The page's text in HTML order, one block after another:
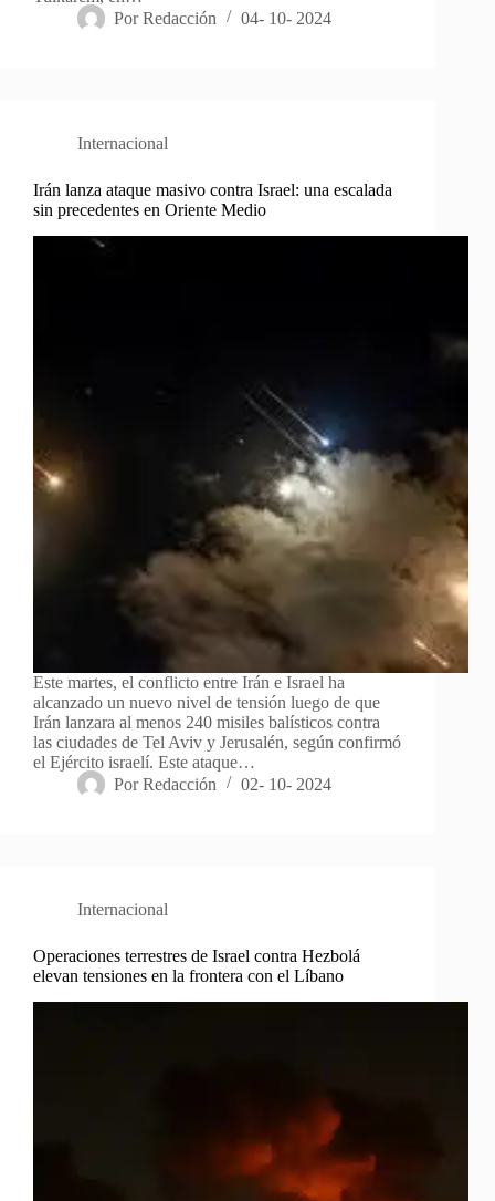
Por Redacción 04- 10- 2024
Internacional
Irán lanza ataque masivo contra Israel: una escalada
sin precedentes en Oriente Medio
Este martes, el conflicto entre Irán e Israel ha
alcanzado un nuevo nivel de tensión luego de que
Irán lanzara al menos 240 misiles balísticos contra
las ciudades de Tel Aviv y Jerusalén, según confirmó
el Ejército israelí. Este ataque…
Por Redacción 02- 10- 2024
Internacional
Operaciones terrestres de Israel contra Hezbolá
elevan tensiones en la frontera con el Líbano